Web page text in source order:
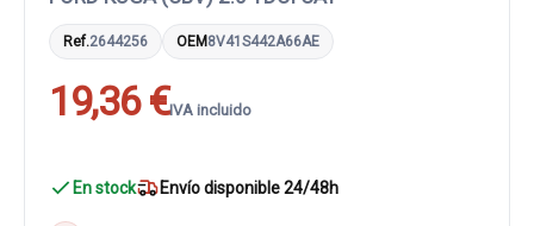
Ref.2644256 OEM8V41S442A66AE
19,36 €IVA incluido
En stock Envío disponible 24/48h